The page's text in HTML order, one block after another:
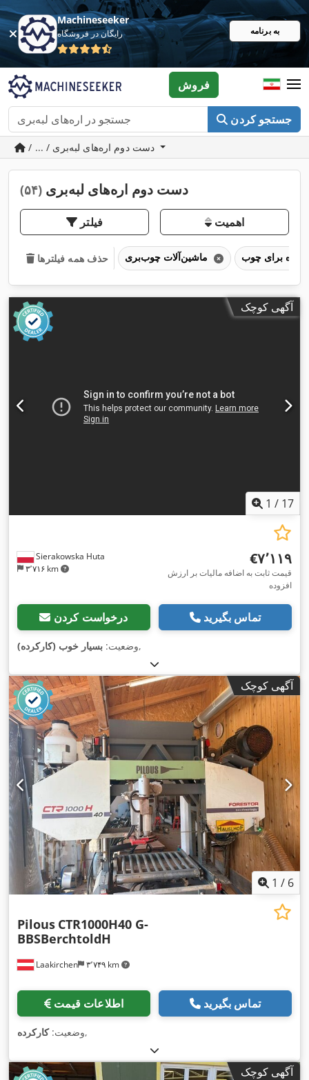
Machineseeker
رایگان در فروشگاه به برنامه
جستجو کردن
فروش
دست دوم اره‌های لبه‌بری (۵۴)
فیلتر اهمیت
حذف همه فیلترها
آگهی کوچک
1 / 17
Sierakowska Huta
۳٬۷۱۶ km
‎€۷٬۱۱۹
قیمت ثابت به اضافه مالیات بر ارزش
افزوده
درخواست کردن تماس بگیرید
وضعیت: بسیار خوب (کارکرده) ,
آگهی کوچک
1 / 6
Laakirchen ۳٬۷۴۹ km
Pilous CTR1000H40 G-
BBSBerchtoldH
اطلاعات قیمت تماس بگیرید
وضعیت:کارکرده ,
آگهی کوچک